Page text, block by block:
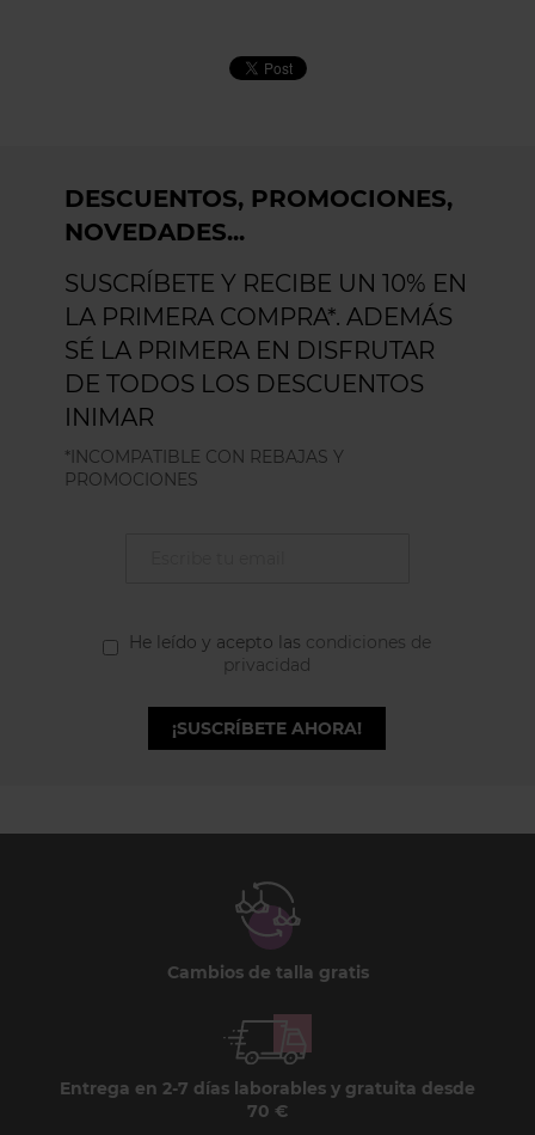
DESCUENTOS, PROMOCIONES,
NOVEDADES...
SUSCRÍBETE Y RECIBE UN 10% EN
LA PRIMERA COMPRA*. ADEMÁS
SÉ LA PRIMERA EN DISFRUTAR
DE TODOS LOS DESCUENTOS
INIMAR
*INCOMPATIBLE CON REBAJAS Y
PROMOCIONES
He leído y acepto las condiciones de
privacidad
¡SUSCRÍBETE AHORA!
Cambios de talla gratis
Entrega en 2-7 días laborables y gratuita desde
70 €